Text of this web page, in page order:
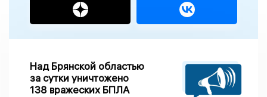
Над Брянской областью
за сутки уничтожено
138 вражеских БПЛА